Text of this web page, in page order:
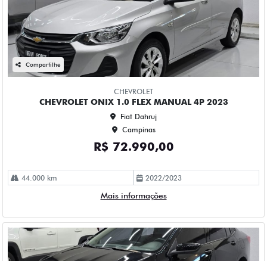
Compartilhe
CHEVROLET
CHEVROLET ONIX 1.0 TURBO FLEX LTZ AUTOMATICO 4P
2023
Fiat Dahruj
Campinas
R$ 84.990,00
2023/2023
Mais informações
Compartilhe